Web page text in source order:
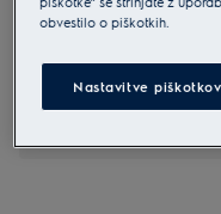
uporabnimi funkcijami, kot
sproščajo vakuum.
obvestilo o piškotkih.
Nastavitve piškotkov